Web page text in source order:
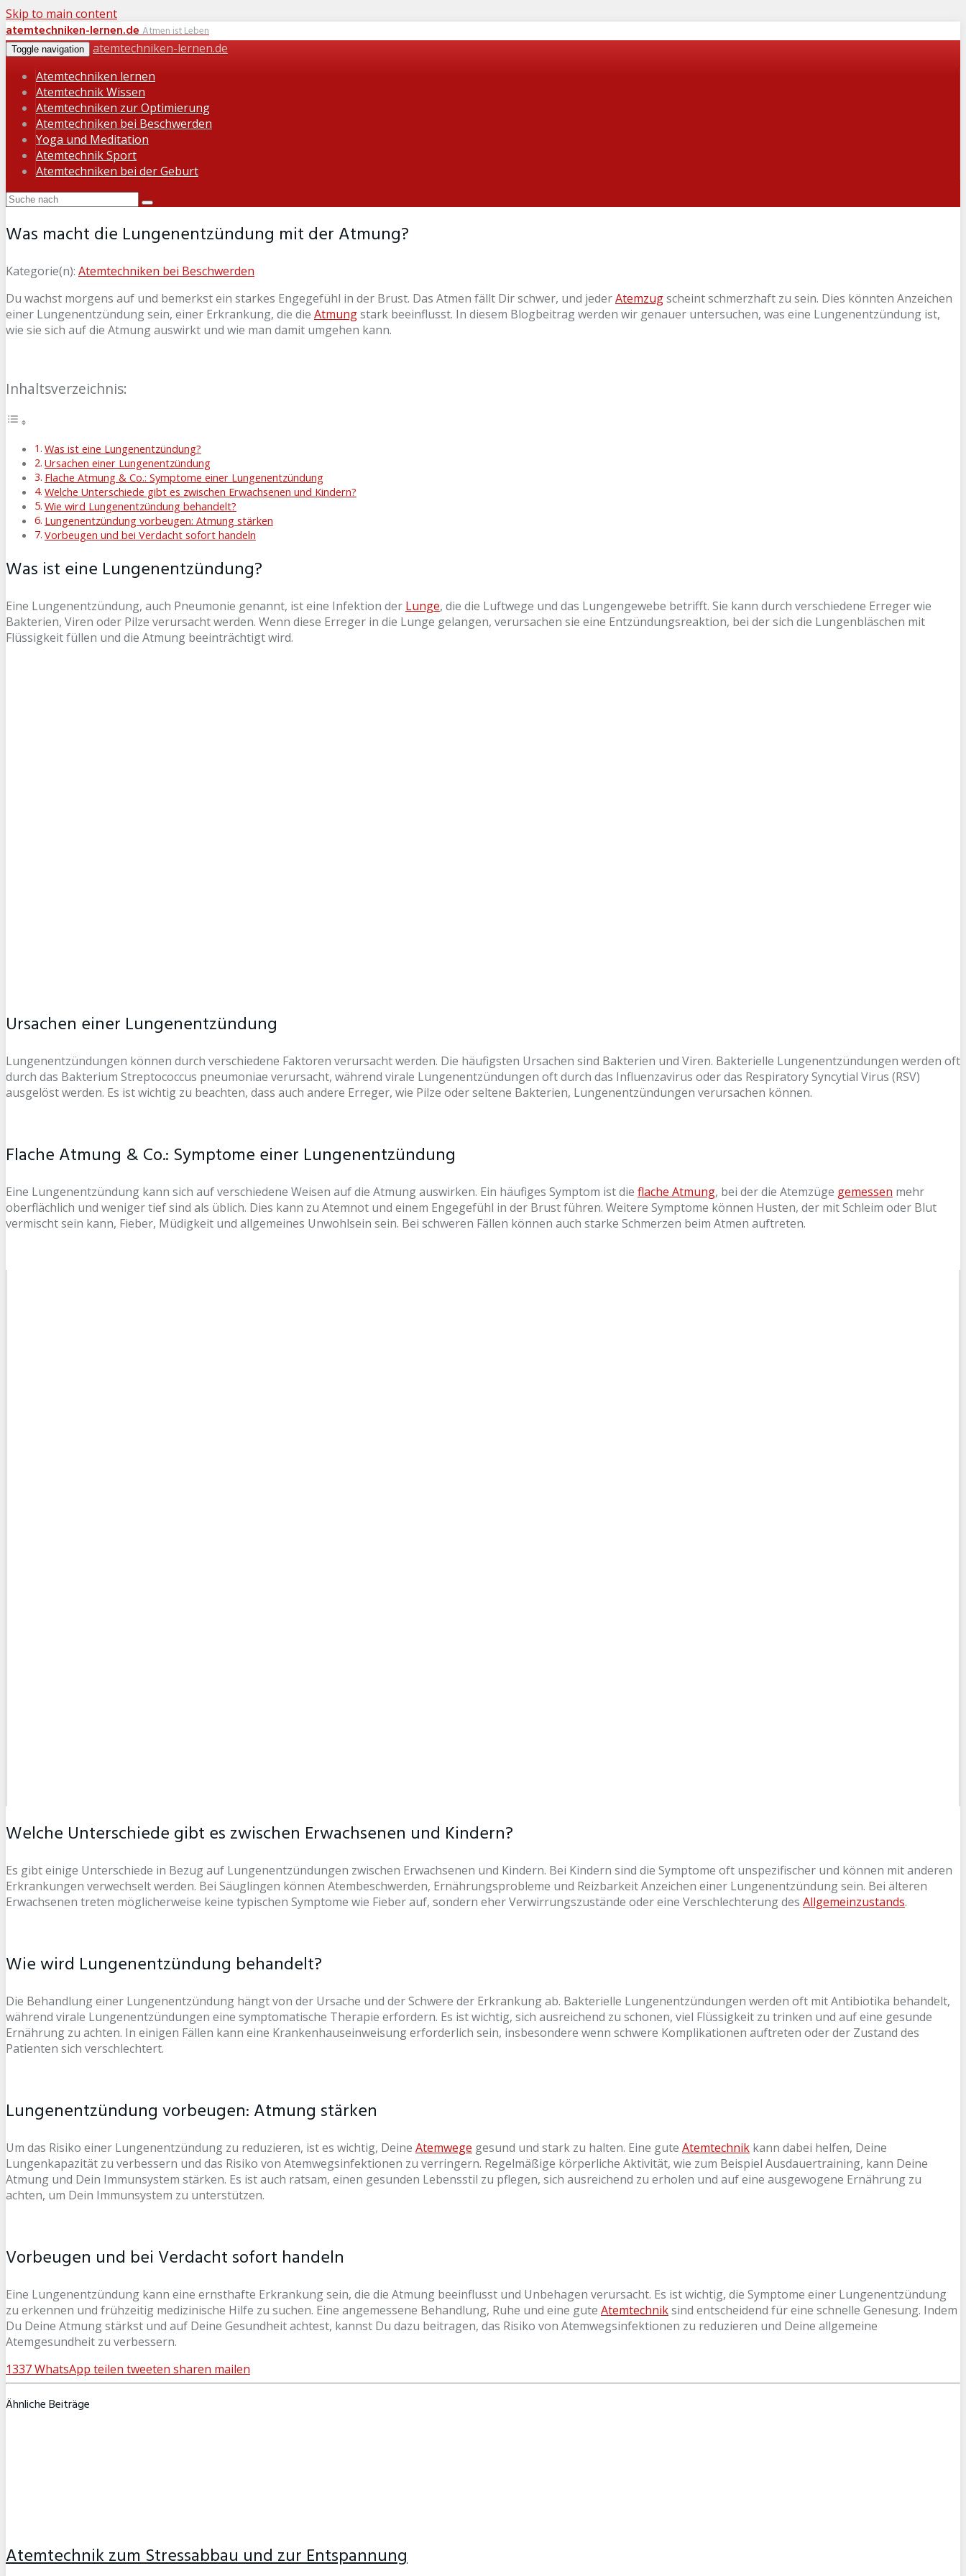
Skip to main content
atemtechniken-lernen.deAtmen ist Leben
Toggle navigation
atemtechniken-lernen.de
Atemtechniken lernen
Atemtechnik Wissen
Atemtechniken zur Optimierung
Atemtechniken bei Beschwerden
Yoga und Meditation
Atemtechnik Sport
Atemtechniken bei der Geburt
Was macht die Lungenentzündung mit der Atmung?
Kategorie(n): Atemtechniken bei Beschwerden
Du wachst morgens auf und bemerkst ein starkes Engegefühl in der Brust. Das Atmen fällt Dir schwer, und jederAtemzugscheint schmerzhaft zu sein. Dies könnten Anzeichen
einer Lungenentzündung sein, einer Erkrankung, die die Atmungstark beeinflusst. In diesem Blogbeitrag werden wir genauer untersuchen, was eine Lungenentzündung ist,
wie sie sich auf die Atmung auswirkt und wie man damit umgehen kann.
Inhaltsverzeichnis:
Was ist eine Lungenentzündung?
Ursachen einer Lungenentzündung
Flache Atmung & Co.: Symptome einer Lungenentzündung
Welche Unterschiede gibt es zwischen Erwachsenen und Kindern?
Wie wird Lungenentzündung behandelt?
Lungenentzündung vorbeugen: Atmung stärken
Vorbeugen und bei Verdacht sofort handeln
Was ist eine Lungenentzündung?
Eine Lungenentzündung, auch Pneumonie genannt, ist eine Infektion der Lunge, die die Luftwege und das Lungengewebe betrifft. Sie kann durch verschiedene Erreger wie
Bakterien, Viren oder Pilze verursacht werden. Wenn diese Erreger in die Lunge gelangen, verursachen sie eine Entzündungsreaktion, bei der sich die Lungenbläschen mit
Flüssigkeit füllen und die Atmung beeinträchtigt wird.
Ursachen einer Lungenentzündung
Lungenentzündungen können durch verschiedene Faktoren verursacht werden. Die häufigsten Ursachen sind Bakterien und Viren. Bakterielle Lungenentzündungen werden oft
durch das Bakterium Streptococcus pneumoniae verursacht, während virale Lungenentzündungen oft durch das Influenzavirus oder das Respiratory Syncytial Virus (RSV)
ausgelöst werden. Es ist wichtig zu beachten, dass auch andere Erreger, wie Pilze oder seltene Bakterien, Lungenentzündungen verursachen können.
Flache Atmung & Co.: Symptome einer Lungenentzündung
Eine Lungenentzündung kann sich auf verschiedene Weisen auf die Atmung auswirken. Ein häufiges Symptom ist die flache Atmung, bei der die Atemzüge gemessen mehr
oberflächlich und weniger tief sind als üblich. Dies kann zu Atemnot und einem Engegefühl in der Brust führen. Weitere Symptome können Husten, der mit Schleim oder Blut
vermischt sein kann, Fieber, Müdigkeit und allgemeines Unwohlsein sein. Bei schweren Fällen können auch starke Schmerzen beim Atmen auftreten.
Welche Unterschiede gibt es zwischen Erwachsenen und Kindern?
Es gibt einige Unterschiede in Bezug auf Lungenentzündungen zwischen Erwachsenen und Kindern. Bei Kindern sind die Symptome oft unspezifischer und können mit anderen
Erkrankungen verwechselt werden. Bei Säuglingen können Atembeschwerden, Ernährungsprobleme und Reizbarkeit Anzeichen einer Lungenentzündung sein. Bei älteren
Erwachsenen treten möglicherweise keine typischen Symptome wie Fieber auf, sondern eher Verwirrungszustände oder eine Verschlechterung des Allgemeinzustands.
Wie wird Lungenentzündung behandelt?
Die Behandlung einer Lungenentzündung hängt von der Ursache und der Schwere der Erkrankung ab. Bakterielle Lungenentzündungen werden oft mit Antibiotika behandelt,
während virale Lungenentzündungen eine symptomatische Therapie erfordern. Es ist wichtig, sich ausreichend zu schonen, viel Flüssigkeit zu trinken und auf eine gesunde
Ernährung zu achten. In einigen Fällen kann eine Krankenhauseinweisung erforderlich sein, insbesondere wenn schwere Komplikationen auftreten oder der Zustand des
Patienten sich verschlechtert.
Lungenentzündung vorbeugen: Atmung stärken
Um das Risiko einer Lungenentzündung zu reduzieren, ist es wichtig, Deine Atemwege gesund und stark zu halten. Eine gute Atemtechnik kann dabei helfen, Deine
Lungenkapazität zu verbessern und das Risiko von Atemwegsinfektionen zu verringern. Regelmäßige körperliche Aktivität, wie zum Beispiel Ausdauertraining, kann Deine
Atmung und Dein Immunsystem stärken. Es ist auch ratsam, einen gesunden Lebensstil zu pflegen, sich ausreichend zu erholen und auf eine ausgewogene Ernährung zu
achten, um Dein Immunsystem zu unterstützen.
Vorbeugen und bei Verdacht sofort handeln
Eine Lungenentzündung kann eine ernsthafte Erkrankung sein, die die Atmung beeinflusst und Unbehagen verursacht. Es ist wichtig, die Symptome einer Lungenentzündung
zu erkennen und frühzeitig medizinische Hilfe zu suchen. Eine angemessene Behandlung, Ruhe und eine gute Atemtechniksind entscheidend für eine schnelle Genesung. Indem
Du Deine Atmung stärkst und auf Deine Gesundheit achtest, kannst Du dazu beitragen, das Risiko von Atemwegsinfektionen zu reduzieren und Deine allgemeine
Atemgesundheit zu verbessern.
1337WhatsApp teilen tweeten sharen mailen
Ähnliche Beiträge
Atemtechnik zum Stressabbau und zur Entspannung